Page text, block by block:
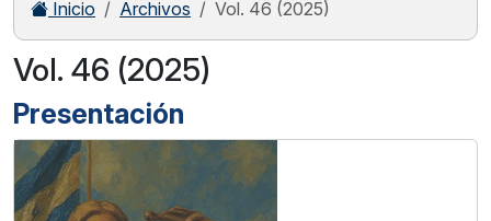
Inicio Archivos Vol. 46 (2025)
Vol. 46 (2025)
Presentación